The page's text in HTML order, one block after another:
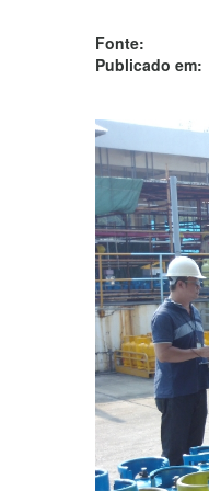
Fonte:
Publicado em: